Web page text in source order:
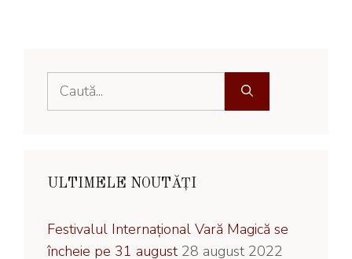
Caută
ULTIMELE NOUTĂȚI
Festivalul Internațional Vară Magică se
încheie pe 31 august 28 august 2022